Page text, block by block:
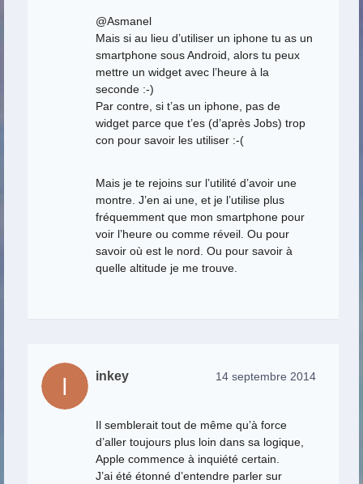
@Asmanel
Mais si au lieu d’utiliser un iphone tu as un
smartphone sous Android, alors tu peux
mettre un widget avec l’heure à la
seconde :-)
Par contre, si t’as un iphone, pas de
widget parce que t’es (d’après Jobs) trop
con pour savoir les utiliser :-(
Mais je te rejoins sur l’utilité d’avoir une
montre. J’en ai une, et je l’utilise plus
fréquemment que mon smartphone pour
voir l’heure ou comme réveil. Ou pour
savoir où est le nord. Ou pour savoir à
quelle altitude je me trouve.
inkey 14 septembre 2014
Il semblerait tout de même qu’à force
d’aller toujours plus loin dans sa logique,
Apple commence à inquiété certain.
J’ai été étonné d’entendre parler sur